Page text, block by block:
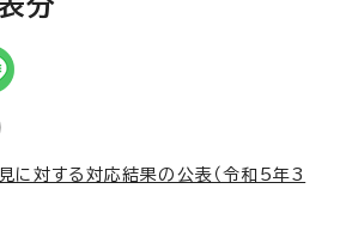
に対する対応結果の公表（令和5年3